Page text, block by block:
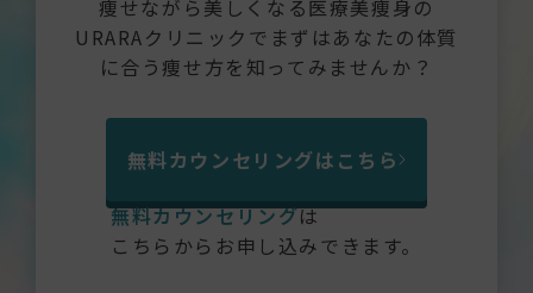
痩せながら美しくなる医療美痩身の
URARAクリニックでまずはあなたの体質
に合う痩せ方を知ってみませんか？
無料カウンセリングはこちら
無料カウンセリングは
こちらからお申し込みできます。